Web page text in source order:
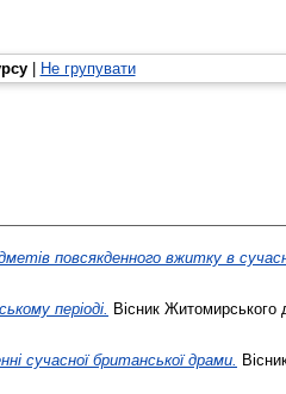
| Не групувати
повсякденного вжитку в
періоді. Вісник Житомирського
сучасної британської драми.